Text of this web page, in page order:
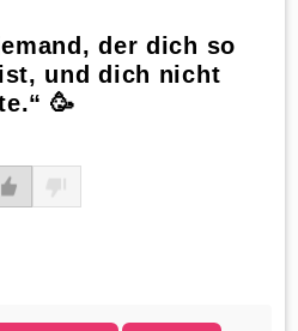
der dich so
und dich nicht
🥳